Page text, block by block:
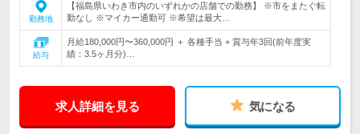
勤務地
【福島県いわき市内のいずれかの店舗での勤務】 ※市をまたぐ転
勤なし ※マイカー通勤可 ※希望は最大…
給与
月給180,000円〜360,000円 ＋ 各種手当 + 賞与年3回(前年度実
績：3.5ヶ月分)…
求人詳細を見る 気になる